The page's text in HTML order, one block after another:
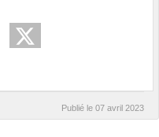
Publié le 07 avril 2023